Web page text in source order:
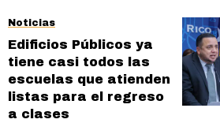
Noticias
Edificios Públicos ya
tiene casi todos las
escuelas que atienden
listas para el regreso
a clases